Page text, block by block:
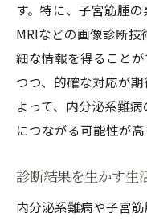
す。特に、子宮筋腫
MRIなどの画像診断
細な情報を得ること
つつ、的確な対応が
よって、内分泌系難
につながる可能性が高
診断結果を生かす生
内分泌系難病や子宮